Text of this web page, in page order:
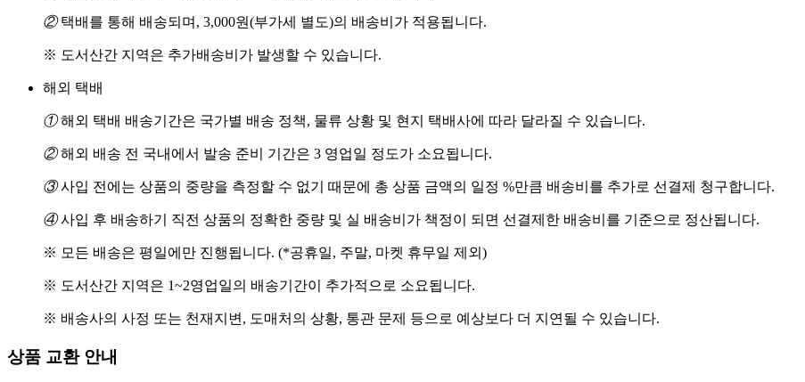
②택배를 통해 배송되며, 3,000원(부가세 별도)의 배송비가 적용됩니다.
※ 도서산간 지역은 추가배송비가 발생할 수 있습니다.
해외 택배
①해외 택배 배송기간은 국가별 배송 정책, 물류 상황 및 현지 택배사에 따라 달라질 수 있습니다.
②해외 배송 전 국내에서 발송 준비 기간은 3 영업일 정도가 소요됩니다.
③사입 전에는 상품의 중량을 측정할 수 없기 때문에 총 상품 금액의 일정 %만큼 배송비를 추가로 선결제 청구합니다.
④사입 후 배송하기 직전 상품의 정확한 중량 및 실 배송비가 책정이 되면 선결제한 배송비를 기준으로 정산됩니다.
※ 모든 배송은 평일에만 진행됩니다. (*공휴일, 주말, 마켓 휴무일 제외)
※ 도서산간 지역은 1~2영업일의 배송기간이 추가적으로 소요됩니다.
※ 배송사의 사정 또는 천재지변, 도매처의 상황, 통관 문제 등으로 예상보다 더 지연될 수 있습니다.
상품 교환 안내